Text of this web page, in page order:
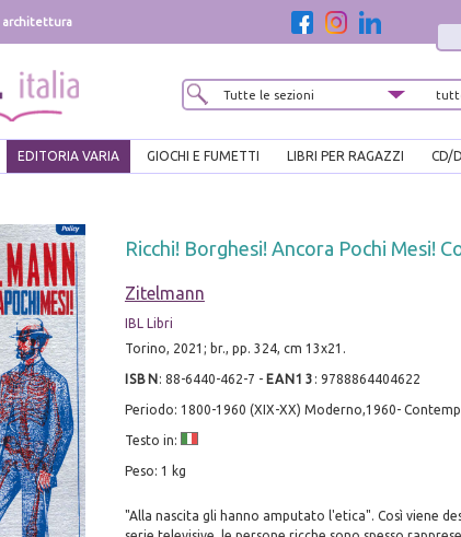
architettura
EDITORIA VARIA GIOCHI E FUMETTI LIBRI PER RAGAZZI CD/
Ricchi! Borghesi! Ancora Pochi Mesi!
Zitelmann
IBL Libri
Torino, 2021; br., pp. 324, cm 13x21.
ISBN : 88-6440-462-7 - EAN13 : 9788864404622
Periodo: 1800-1960 (XIX-XX) Moderno,1960-
Testo in:
Peso: 1 kg
"Alla nascita gli hanno amputato l'etica". Così viene